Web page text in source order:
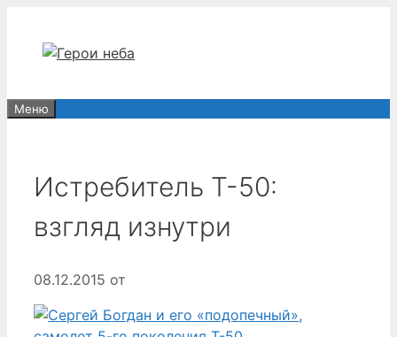
содержимому
Меню
Истребитель Т-50:
взгляд изнутри
08.12.2015 от